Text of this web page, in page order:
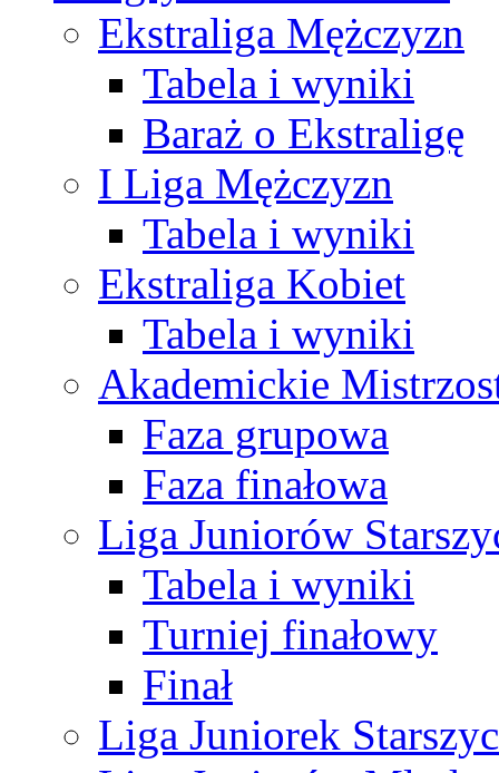
Ekstraliga Mężczyzn
Tabela i wyniki
Baraż o Ekstraligę
I Liga Mężczyzn
Tabela i wyniki
Ekstraliga Kobiet
Tabela i wyniki
Akademickie
Faza grupowa
Faza finałowa
Liga Juniorów
Tabela i wyniki
Turniej finałowy
Finał
Liga Juniorek